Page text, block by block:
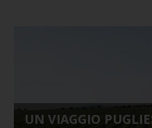
UN VIAGGIO